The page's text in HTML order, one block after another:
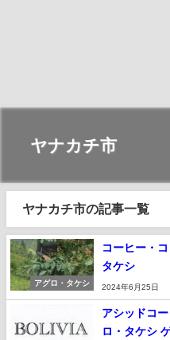
ヤナカチ市
ヤナカチ市の記事一覧
アグロ・タケシ
コーヒー・
タケシ
2024年6月25日
アシッドコ
ロ・タケシ